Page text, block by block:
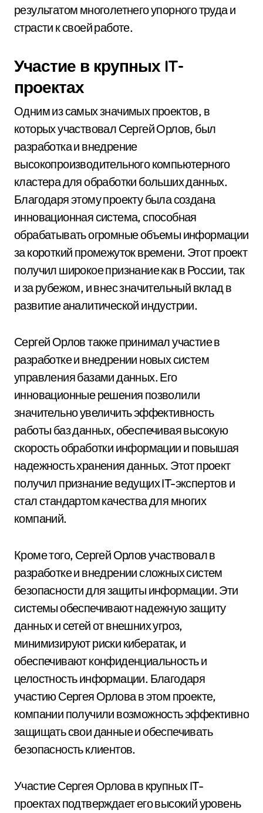
результатом многолетнего упорного труда и
страсти к своей работе.
Участие в крупных IT-
проектах
Одним из самых значимых проектов, в
которых участвовал Сергей Орлов, был
разработка и внедрение
высокопроизводительного компьютерного
кластера для обработки больших данных.
Благодаря этому проекту была создана
инновационная система, способная
обрабатывать огромные объемы информации
за короткий промежуток времени. Этот проект
получил широкое признание как в России, так
и за рубежом, и внес значительный вклад в
развитие аналитической индустрии.
Сергей Орлов также принимал участие в
разработке и внедрении новых систем
управления базами данных. Его
инновационные решения позволили
значительно увеличить эффективность
работы баз данных, обеспечивая высокую
скорость обработки информации и повышая
надежность хранения данных. Этот проект
получил признание ведущих IT-экспертов и
стал стандартом качества для многих
компаний.
Кроме того, Сергей Орлов участвовал в
разработке и внедрении сложных систем
безопасности для защиты информации. Эти
системы обеспечивают надежную защиту
данных и сетей от внешних угроз,
минимизируют риски кибератак, и
обеспечивают конфиденциальность и
целостность информации. Благодаря
участию Сергея Орлова в этом проекте,
компании получили возможность эффективно
защищать свои данные и обеспечивать
безопасность клиентов.
Участие Сергея Орлова в крупных IT-
проектах подтверждает его высокий уровень